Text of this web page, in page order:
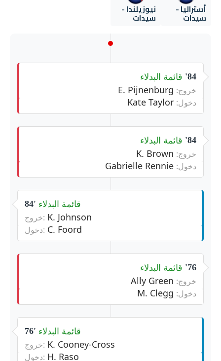
أستراليا -
سيدات
نيوزيلندا -
سيدات
84' قائمة البدلاء
خروج:
دخول:
84' قائمة البدلاء
خروج:
دخول:
84' قائمة البدلاء
خروج: K. Johnson
دخول: C. Foord
76' قائمة البدلاء
خروج:
دخول:
76' قائمة البدلاء
خروج: K. Cooney-Cross
دخول: H. Raso